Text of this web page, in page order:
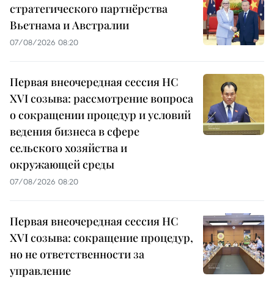
стратегического партнёрства
Вьетнама и Австралии
07/08/2026 08:20
Первая внеочередная сессия НС
XVI созыва: рассмотрение вопроса
о сокращении процедур и условий
ведения бизнеса в сфере
сельского хозяйства и
окружающей среды
07/08/2026 08:20
Первая внеочередная сессия НС
XVI созыва: сокращение процедур,
но не ответственности за
управление